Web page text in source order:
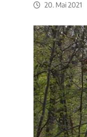
20. Mai 2021